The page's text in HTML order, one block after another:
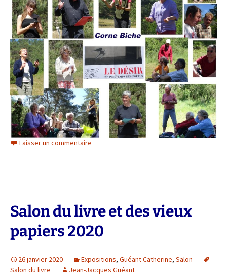
Laisser un commentaire
Salon du livre et des vieux
papiers 2020
26 janvier 2020 Expositions, Guéant Catherine, Salon
Salon du livre
Jean-Jacques Guéant